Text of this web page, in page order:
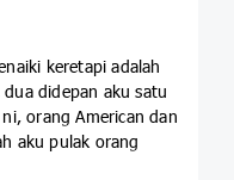
keretapi adalah
didepan aku satu
orang American dan
aku pulak orang